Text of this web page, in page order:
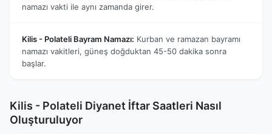
namazı vakti ile aynı zamanda girer.
Kilis - Polateli Bayram Namazı: Kurban ve ramazan bayramı
namazı vakitleri, güneş doğduktan 45-50 dakika sonra
başlar.
Kilis - Polateli Diyanet İftar Saatleri Nasıl
Oluşturuluyor